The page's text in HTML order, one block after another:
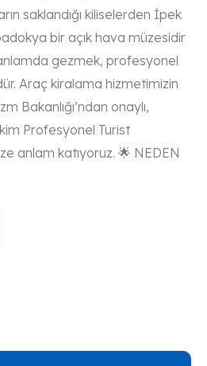
saklandığı kiliselerden İpek
bir açık hava müzesidir
gezmek, profesyonel
Araç kiralama hizmetimizin
Bakanlığı’ndan onaylı,
Profesyonel Turist
anlam katıyoruz. 🌟 NEDEN